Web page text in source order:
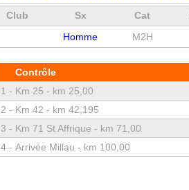
Club Sx Cat
Homme
M2H
Contrôle
1 - Km 25 - km 25,00
2 - Km 42 - km 42,195
3 - Km 71 St Affrique - km 71,00
4 - Arrivée Millau - km 100,00